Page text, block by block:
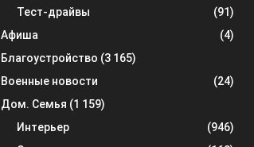
Тест-драйвы
(91)
Афиша
(4)
Благоустройство (3 165)
Военные новости
(24)
Дом. Семья (1 159)
Интерьер
(946)